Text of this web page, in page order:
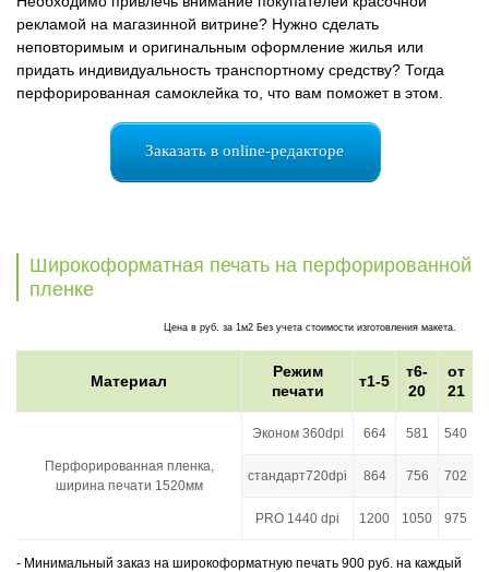
рекламой на магазинной витрине? Нужно сделать
неповторимым и оригинальным оформление жилья или
придать индивидуальность транспортному средству? Тогда
перфорированная самоклейка то, что вам поможет в этом.
Заказать в online-редакторе
Широкоформатная печать на перфорированной
пленке
Цена в руб. за 1м2 Без учета стоимости изготовления макета.
Материал
Режим
печати
т1-5
т6-
20
от
21
Перфорированная пленка,
ширина печати 1520мм
Эконом 360dpi 664 581 540
стандарт720dpi 864 756 702
PRO 1440 dpi 1200 1050 975
- Минимальный заказ на широкоформатную печать 900 руб. на каждый